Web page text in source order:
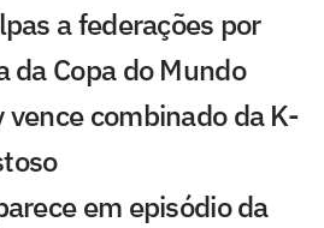
a federações por
da Copa do Mundo
combinado da K-
em episódio da